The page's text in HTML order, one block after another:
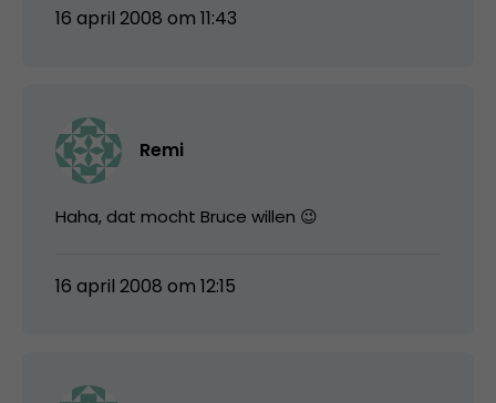
16 april 2008 om 11:43
Remi
Haha, dat mocht Bruce willen 😉
16 april 2008 om 12:15